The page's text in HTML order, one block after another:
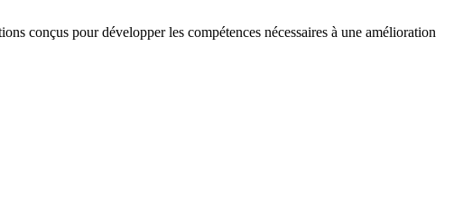
conçus pour développer les compétences nécessaires à une amélioration